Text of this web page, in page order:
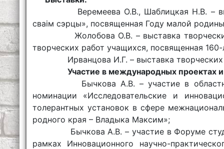
Веремеева О.В., Шаблицкая Н.В. –
сваiм сэрцы», посвященная Году малой
Жолобова О.В. – выставка творческих
творческих работ учащихся, посвященная
Ирванцова И.Г. – выставка творческих
Участие в международных проектах
Бычкова А.В. – участие в
номинации «Исследовательские и
толерантных установок в сфере
родного края – Владыка Максим»;
Бычкова А.В. – участие в Форуме
рамках Инновационного научно-